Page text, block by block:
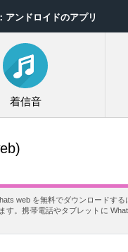
アンドロイドのアプリ
着信音
web を無料でダウンロードす
す。携帯電話やタブレットに